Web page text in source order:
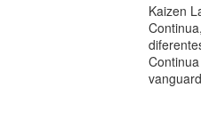
Kaizen